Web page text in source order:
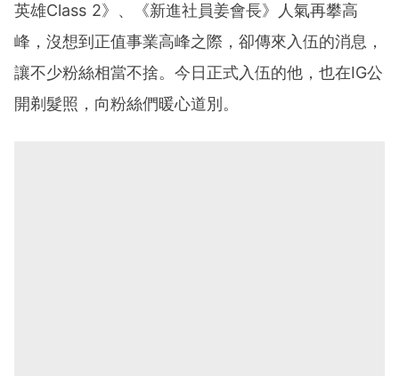
英雄Class 2》、《新進社員姜會長》人氣再攀高
峰，沒想到正值事業高峰之際，卻傳來入伍的消息，
讓不少粉絲相當不捨。今日正式入伍的他，也在IG公
開剃髮照，向粉絲們暖心道別。